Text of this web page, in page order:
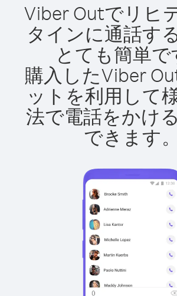
Viber Outでリヒ
タインに通話す
とても簡単で
購入したViber
ットを利用して
法で電話をかけ
できます。